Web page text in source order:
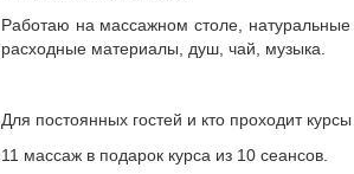
Работаю на массажном столе,
расходные материалы, душ, чай, музыка.
Для постоянных гостей и кто проходит
11 массаж в подарок курса из 10 сеансов.